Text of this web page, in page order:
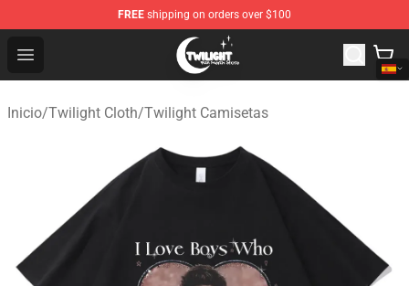
FREE shipping on orders over $100
Open menu
Twilight Store - Official Twilight Merchandise Shop
Inicio/Twilight Cloth/Twilight Camisetas